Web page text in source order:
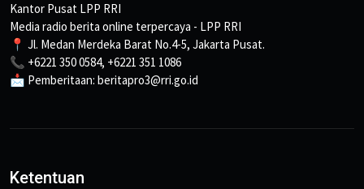
Kantor Pusat LPP RRI
Media radio berita online terpercaya - LPP RRI
📍 Jl. Medan Merdeka Barat No.4-5, Jakarta Pusat.
📞 +6221 350 0584, +6221 351 1086
📩 Pemberitaan: beritapro3@rri.go.id
Ketentuan